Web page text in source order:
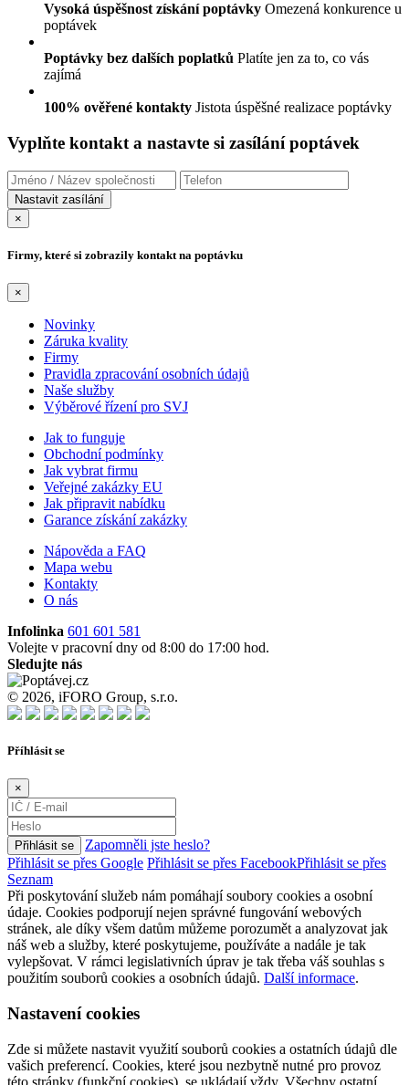
Vysoká úspěšnost získání poptávky Omezená konkurence u
poptávek
Poptávky bez dalších poplatků Platíte jen za to, co vás
zajímá
100% ověřené kontakty Jistota úspěšné realizace poptávky
Vyplňte kontakt a nastavte si zasílání poptávek
×
Firmy, které si zobrazily kontakt na poptávku
×
Novinky
Záruka kvality
Firmy
Pravidla zpracování osobních údajů
Naše služby
Výběrové řízení pro SVJ
Jak to funguje
Obchodní podmínky
Jak vybrat firmu
Veřejné zakázky EU
Jak připravit nabídku
Garance získání zakázky
Nápověda a FAQ
Mapa webu
Kontakty
O nás
Infolinka 601 601 581
Volejte v pracovní dny od 8:00 do 17:00 hod.
Sledujte nás
© 2026, iFORO Group, s.r.o.
Příhlásit se
×
Přihlásit se
Zapomněli jste heslo?
Přihlásit se přes Google Přihlásit se přes FacebookPřihlásit se přes
Seznam
Při poskytování služeb nám pomáhají soubory cookies a osobní
údaje. Cookies podporují nejen správné fungování webových
stránek, ale díky všem datům můžeme porozumět a analyzovat jak
náš web a služby, které poskytujeme, používáte a nadále je tak
vylepšovat. V rámci legislativních úprav je tak třeba váš souhlas s
použitím souborů cookies a osobních údajů. Další informace.
Nastavení cookies
Zde si můžete nastavit využití souborů cookies a ostatních údajů dle
vašich preferencí. Cookies, které jsou nezbytně nutné pro provoz
této stránky (funkční cookies), se ukládají vždy. Všechny ostatní